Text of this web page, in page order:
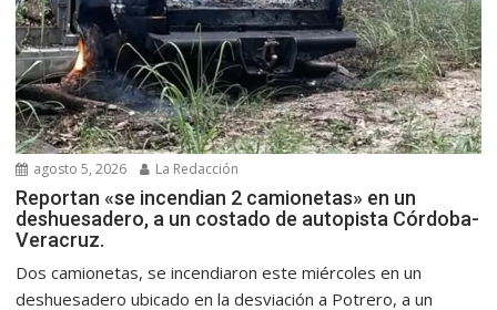
agosto 5, 2026 La Redacción
Reportan «se incendian 2 camionetas» en un
deshuesadero, a un costado de autopista Córdoba-
Veracruz.
Dos camionetas, se incendiaron este miércoles en un
deshuesadero ubicado en la desviación a Potrero, a un